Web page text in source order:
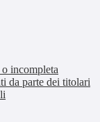
incompleta
da parte dei titolari